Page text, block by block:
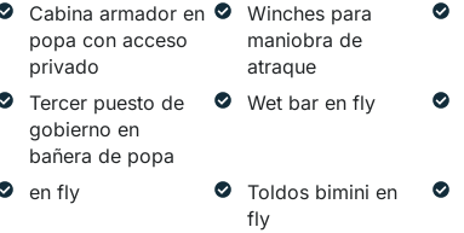
Cabina armador en
popa con acceso
privado
Winches para
maniobra de
atraque
Tercer puesto de
gobierno en
bañera de popa
Wet bar en fly
en fly
Toldos bimini en
fly